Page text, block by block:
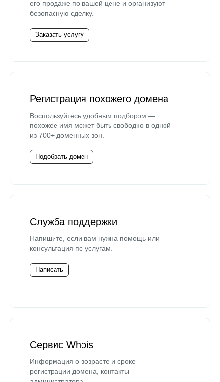
его продаже по вашей цене и организуют
безопасную сделку.
Заказать услугу
Регистрация похожего домена
Воспользуйтесь удобным подбором —
похожее имя может быть свободно в одной
из 700+ доменных зон.
Подобрать домен
Служба поддержки
Напишите, если вам нужна помощь или
консультация по услугам.
Написать
Сервис Whois
Информация о возрасте и сроке
регистрации домена, контакты